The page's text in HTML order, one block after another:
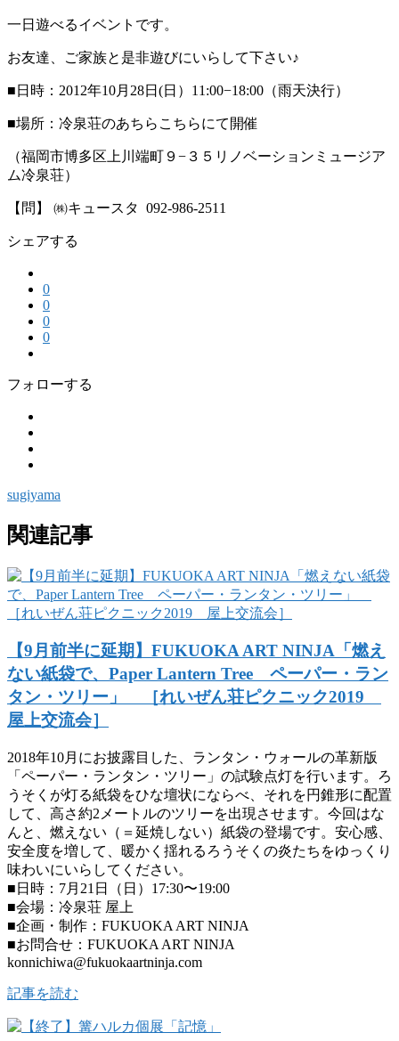
一日遊べるイベントです。
お友達、ご家族と是非遊びにいらして下さい♪
■日時：2012年10月28日(日）11:00−18:00（雨天決行）
■場所：冷泉荘のあちらこちらにて開催
（福岡市博多区上川端町９−３５リノベーションミュージア
ム冷泉荘）
【問】 ㈱キュースタ 092-986-2511
シェアする
0
0
0
0
フォローする
sugiyama
関連記事
【9月前半に延期】FUKUOKA ART NINJA「燃え
ない紙袋で、Paper Lantern Tree ペーパー・ラン
タン・ツリー」 ［れいぜん荘ピクニック2019
屋上交流会］
2018年10月にお披露目した、ランタン・ウォールの革新版
「ペーパー・ランタン・ツリー」の試験点灯を行います。ろ
うそくが灯る紙袋をひな壇状にならべ、それを円錐形に配置
して、高さ約2メートルのツリーを出現させます。今回はな
んと、燃えない（＝延焼しない）紙袋の登場です。安心感、
安全度を増して、暖かく揺れるろうそくの炎たちをゆっくり
味わいにいらしてください。
■日時：7月21日（日）17:30〜19:00
■会場：冷泉荘 屋上
■企画・制作：FUKUOKA ART NINJA
■お問合せ：FUKUOKA ART NINJA
konnichiwa@fukuokaartninja.com
記事を読む